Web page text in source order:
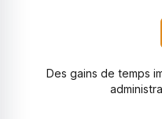
Des gains de temps